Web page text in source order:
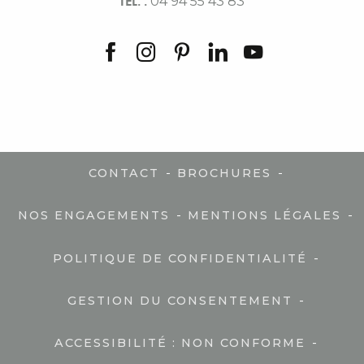
CONTACT - BROCHURES -
NOS ENGAGEMENTS - MENTIONS LÉGALES -
POLITIQUE DE CONFIDENTIALITÉ -
GESTION DU CONSENTEMENT -
ACCESSIBILITÉ : NON CONFORME -